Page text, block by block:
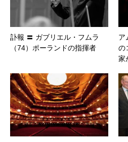
訃報 〓 ガブリエル・フムラ
（74）ポーランドの指揮者
ア
の
家